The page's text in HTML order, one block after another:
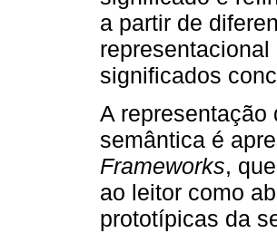
a partir de
significados
A representação
semântica é
Frameworks,
ao leitor como
prototípicas da